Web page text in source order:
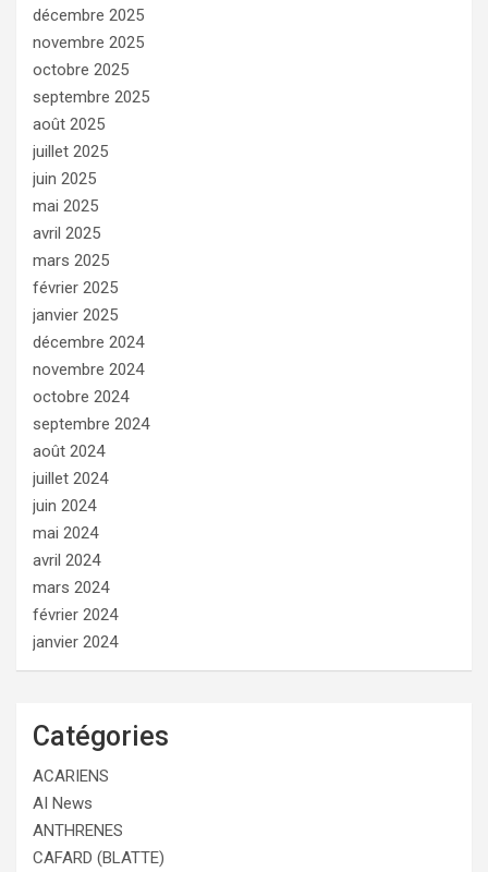
décembre 2025
novembre 2025
octobre 2025
septembre 2025
août 2025
juillet 2025
juin 2025
mai 2025
avril 2025
mars 2025
février 2025
janvier 2025
décembre 2024
novembre 2024
octobre 2024
septembre 2024
août 2024
juillet 2024
juin 2024
mai 2024
avril 2024
mars 2024
février 2024
janvier 2024
Catégories
ACARIENS
AI News
ANTHRENES
CAFARD (BLATTE)